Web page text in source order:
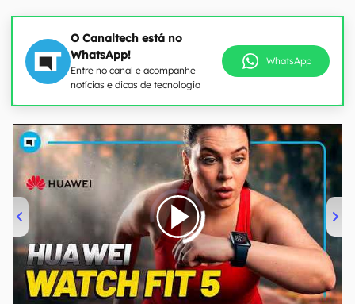
O Canaltech está no
WhatsApp!
Entre no canal e acompanhe
notícias e dicas de tecnologia
WhatsApp
00:00/04:51